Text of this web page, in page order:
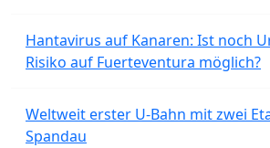
Hantavirus auf Kanaren: Ist noch
Risiko auf Fuerteventura möglich?
Weltweit erster U-Bahn mit zwei
Spandau